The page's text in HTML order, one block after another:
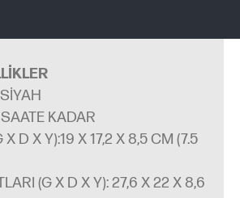
KADAR
D X Y):19 X 17,2 X 8,5 CM (7.5
(G X D X Y): 27,6 X 22 X 8,6